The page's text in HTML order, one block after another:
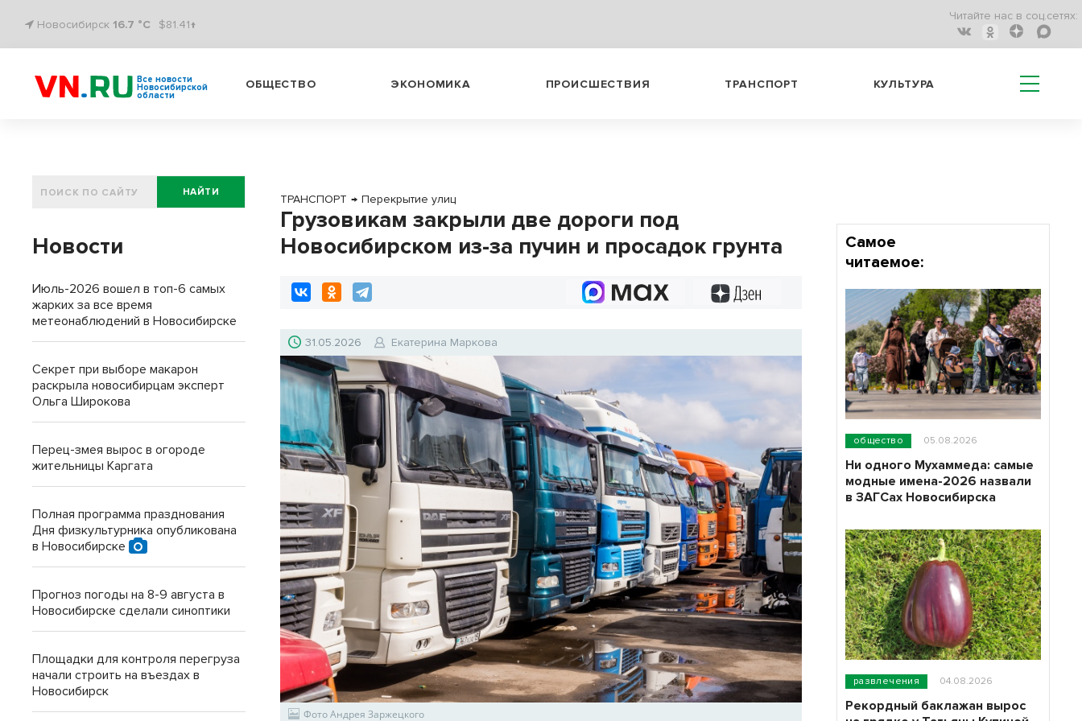
Новосибирск 16.7 °C $81.41↑
Читайте нас в соц.сетях:
Все новости
Новосибирской
области
ОБЩЕСТВО ЭКОНОМИКА ПРОИСШЕСТВИЯ ТРАНСПОРТ КУЛЬТУРА
ТРАНСПОРТ → Перекрытие улиц
Грузовикам закрыли две дороги под
Новосибирском из-за пучин и просадок грунта
31.05.2026 Екатерина Маркова
Фото Андрея Заржецкого
НАЙТИ
Новости
Июль-2026 вошел в топ-6 самых
жарких за все время
метеонаблюдений в Новосибирске
Секрет при выборе макарон
раскрыла новосибирцам эксперт
Ольга Широкова
Перец-змея вырос в огороде
жительницы Каргата
Полная программа празднования
Дня физкультурника опубликована
в Новосибирске
Прогноз погоды на 8-9 августа в
Новосибирске сделали синоптики
Площадки для контроля перегруза
начали строить на въездах в
Новосибирск
Самое
читаемое:
общество 05.08.2026
Ни одного Мухаммеда: самые
модные имена-2026 назвали
в ЗАГСах Новосибирска
развлечения 04.08.2026
Рекордный баклажан вырос